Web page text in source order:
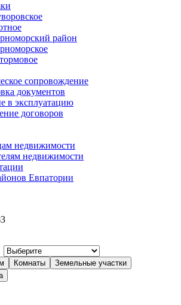
район
сопровождение
документов
в эксплуатацию
договоров
недвижимости
недвижимости
Евпатории
Комнаты
Земельные участки